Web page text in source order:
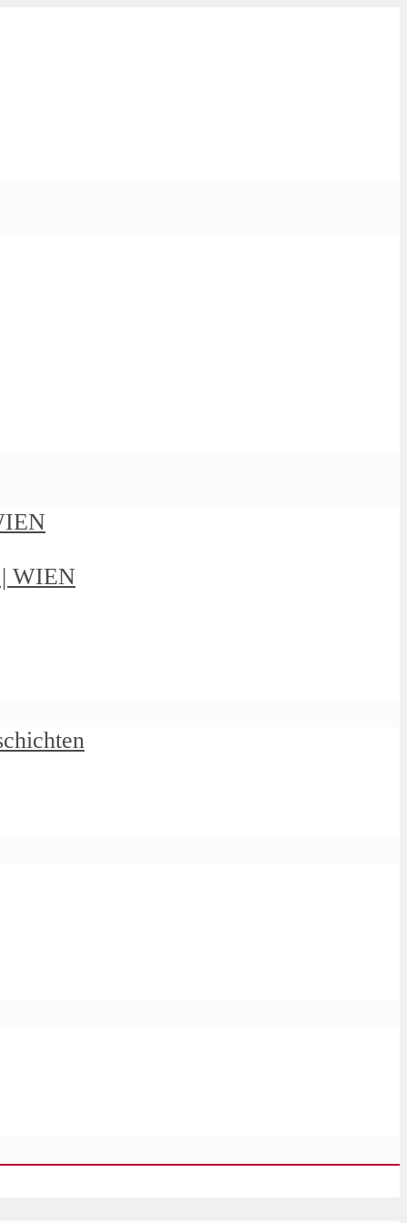
WIEN